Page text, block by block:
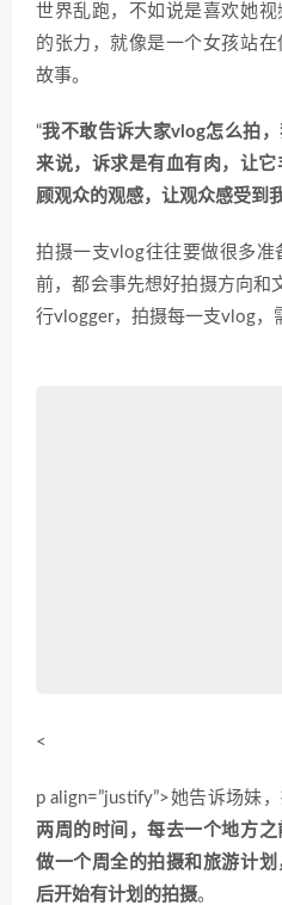
世界乱跑，不如说是喜欢她
的张力，就像是一个女孩站
故事。
“我不敢告诉大家vlog怎么拍
来说，诉求是有血有肉，让它
顾观众的观感，让观众感受到
拍摄一支vlog往往要做很多准
前，都会事先想好拍摄方向和
行vlogger，拍摄每一支vlog，
<
p align=”justify”>她告诉场妹，
两周的时间，每去一个地方之
做一个周全的拍摄和旅游计
后开始有计划的拍摄。